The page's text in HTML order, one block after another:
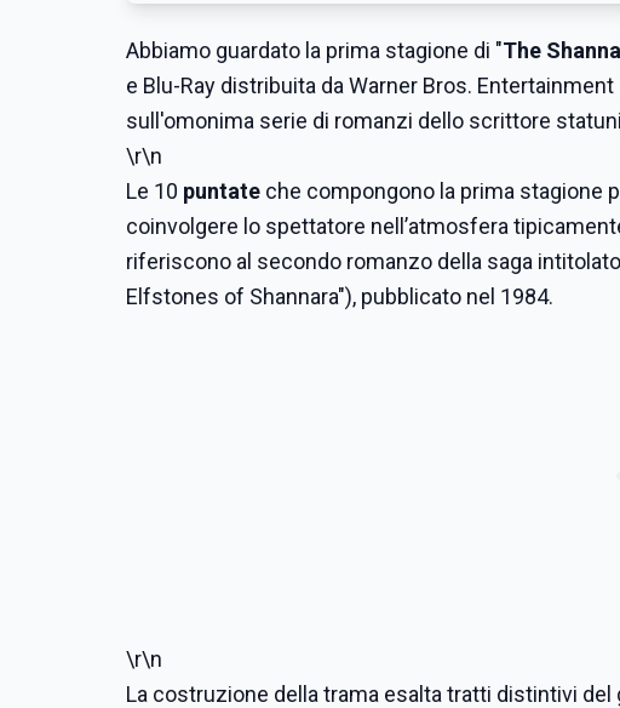
Abbiamo guardato la prima stagione di "The
e Blu-Ray distribuita da Warner Bros.
sull'omonima serie di romanzi dello scrittore
\r\n
Le 10 puntate che compongono la prima stagione
coinvolgere lo spettatore nell’atmosfera
riferiscono al secondo romanzo della saga
Elfstones of Shannara"), pubblicato nel 1984.
\r\n
La costruzione della trama esalta tratti distintivi del